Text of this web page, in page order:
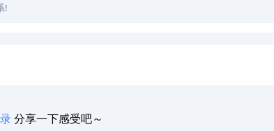
!
分享一下感受吧～